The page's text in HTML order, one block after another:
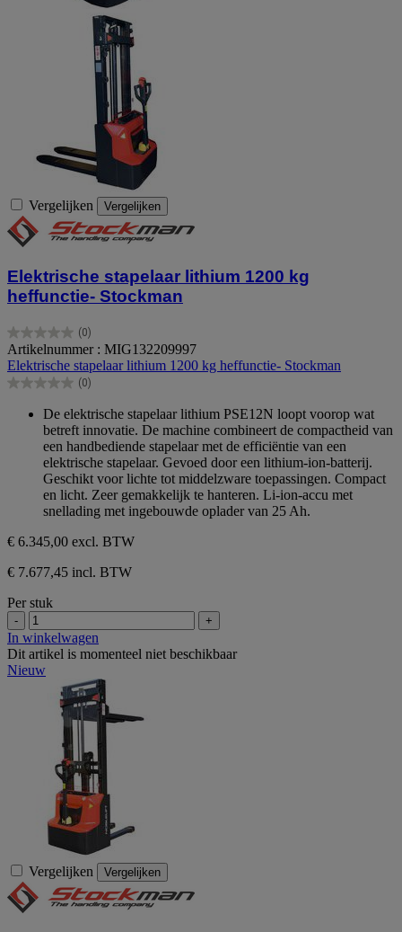
Vergelijken Vergelijken
Elektrische stapelaar lithium 1200 kg
heffunctie- Stockman
(0)
0.0
van
de
5
Artikelnummer : MIG132209997
Elektrische stapelaar lithium 1200 kg heffunctie- Stockman
(0)
0.0
sterren.
De elektrische stapelaar lithium PSE12N loopt voorop wat
betreft innovatie. De machine combineert de compactheid van
een handbediende stapelaar met de efficiëntie van een
elektrische stapelaar. Gevoed door een lithium-ion-batterij.
Geschikt voor lichte tot middelzware toepassingen. Compact
en licht. Zeer gemakkelijk te hanteren. Li-ion-accu met
snellading met ingebouwde oplader van 25 Ah.
€ 6.345,00 excl. BTW
€ 7.677,45 incl. BTW
Per stuk
- +
In winkelwagen
Dit artikel is momenteel niet beschikbaar
Nieuw
Vergelijken Vergelijken